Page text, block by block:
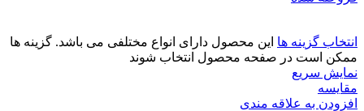
انتخاب گزینه ها این محصول دارای انواع مختلفی می باشد. گزینه ها
ممکن است در صفحه محصول انتخاب شوند
نمایش سریع
مقايسه
افزودن به علاقه مندی